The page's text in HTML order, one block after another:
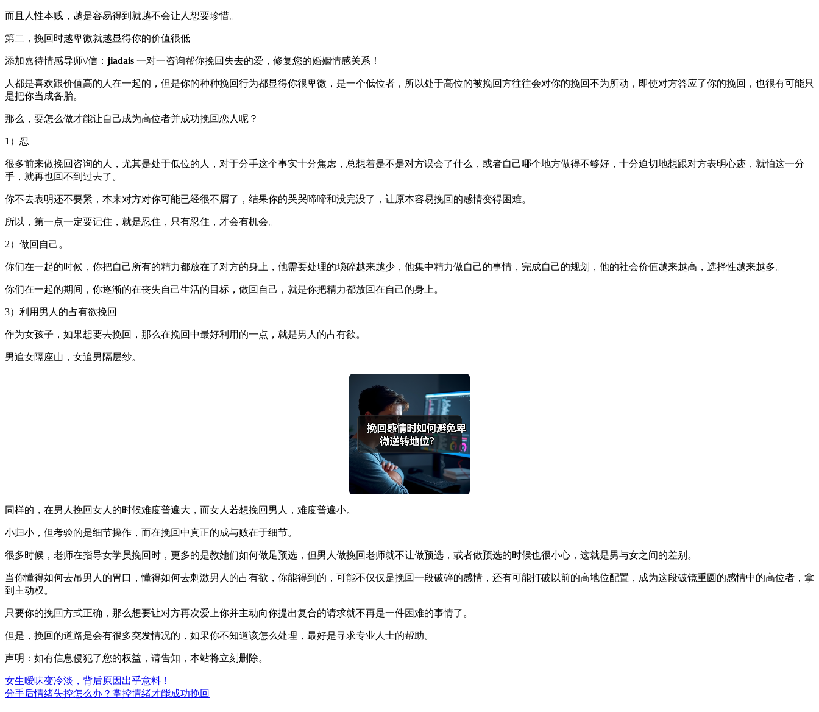
而且人性本贱，越是容易得到就越不会让人想要珍惜。
第二，挽回时越卑微就越显得你的价值很低
添加嘉待情感导师\/信： jiadais 一对一咨询帮你挽回失去的爱，修复您的婚姻情感关系！
人都是喜欢跟价值高的人在一起的，但是你的种种挽回行为都显得你很卑微，是一个低位者，所以处于高位的被挽回方往往会对你的挽回不为所动，即使对方答应了你的挽回，也很有可能只
是把你当成备胎。
那么，要怎么做才能让自己成为高位者并成功挽回恋人呢？
1）忍
很多前来做挽回咨询的人，尤其是处于低位的人，对于分手这个事实十分焦虑，总想着是不是对方误会了什么，或者自己哪个地方做得不够好，十分迫切地想跟对方表明心迹，就怕这一分
手，就再也回不到过去了。
你不去表明还不要紧，本来对方对你可能已经很不屑了，结果你的哭哭啼啼和没完没了，让原本容易挽回的感情变得困难。
所以，第一点一定要记住，就是忍住，只有忍住，才会有机会。
2）做回自己。
你们在一起的时候，你把自己所有的精力都放在了对方的身上，他需要处理的琐碎越来越少，他集中精力做自己的事情，完成自己的规划，他的社会价值越来越高，选择性越来越多。
你们在一起的期间，你逐渐的在丧失自己生活的目标，做回自己，就是你把精力都放回在自己的身上。
3）利用男人的占有欲挽回
作为女孩子，如果想要去挽回，那么在挽回中最好利用的一点，就是男人的占有欲。
男追女隔座山，女追男隔层纱。
同样的，在男人挽回女人的时候难度普遍大，而女人若想挽回男人，难度普遍小。
小归小，但考验的是细节操作，而在挽回中真正的成与败在于细节。
很多时候，老师在指导女学员挽回时，更多的是教她们如何做足预选，但男人做挽回老师就不让做预选，或者做预选的时候也很小心，这就是男与女之间的差别。
当你懂得如何去吊男人的胃口，懂得如何去刺激男人的占有欲，你能得到的，可能不仅仅是挽回一段破碎的感情，还有可能打破以前的高地位配置，成为这段破镜重圆的感情中的高位者，拿
到主动权。
只要你的挽回方式正确，那么想要让对方再次爱上你并主动向你提出复合的请求就不再是一件困难的事情了。
但是，挽回的道路是会有很多突发情况的，如果你不知道该怎么处理，最好是寻求专业人士的帮助。
声明：如有信息侵犯了您的权益，请告知，本站将立刻删除。
女生暧昧变冷淡，背后原因出乎意料！
分手后情绪失控怎么办？掌控情绪才能成功挽回